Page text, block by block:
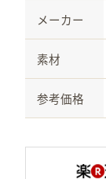
メーカー
素材
参考価格